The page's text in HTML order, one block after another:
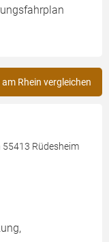
Rhein vergleichen
Rüdesheim